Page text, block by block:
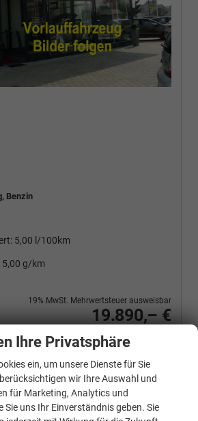
Benzin
5,00 l/100km
g/km
19.890,– €
19% MwSt. Mehrwertsteuer ausweisbar
drucken
drucken, parken oder vergleichen
Selection 1.0 TSI 95 PS 4-Jahre-Garantie-AppleCarPlay-AndroidAuto-LED-PDC-Sitzheizung-DAB-Klima
Ihre Privatsphäre
ein, um unsere Dienste für Sie
wir Ihre Auswahl und
für Marketing, Analytics und
Sie uns Ihr Einverständnis geben. Sie